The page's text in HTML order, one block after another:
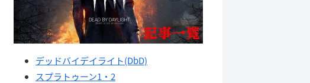
デッドバイデイライト(DbD)
スプラトゥーン1・2